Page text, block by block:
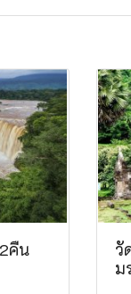
คืน
วั
ม